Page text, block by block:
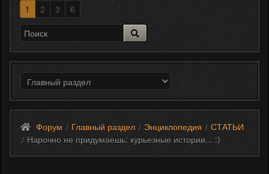
1 2 3 6
Форум / Главный раздел / Энциклопедия / СТАТЬИ
/ Нарочно не придумаешь: курьезные истории... :)